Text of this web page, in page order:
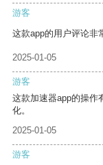
游客
这款app的用户评论非
2025-01-05
游客
这款加速器app的操作
化。
2025-01-05
游客